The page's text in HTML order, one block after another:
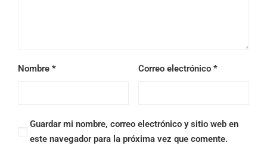
Nombre * Correo electrónico *
Guardar mi nombre, correo electrónico y sitio web en
este navegador para la próxima vez que comente.